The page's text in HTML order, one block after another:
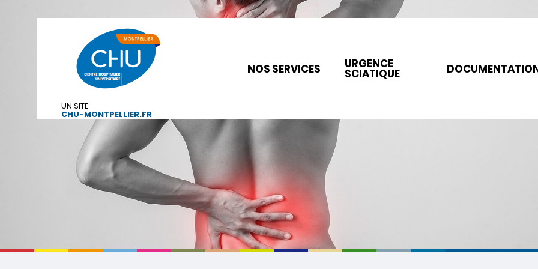
UN SITE
CHU-MONTPELLIER.FR
NOS SERVICES URGENCE
SCIATIQUE